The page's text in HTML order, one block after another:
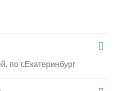
по г.Екатеринбург